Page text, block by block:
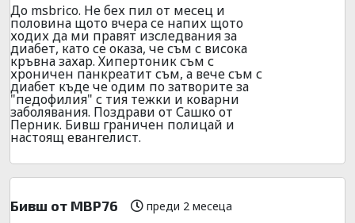
До msbrico. Не бех пил от месец и
половина щото вчера се напих щото
ходих да ми правят изследвания за
диабет, като се оказа, че съм с висока
кръвна захар. Хипертоник съм с
хроничен панкреатит съм, а вече съм с
диабет къде че одим по затворите за
"педофилия" с тия тежки и коварни
заболявания. Поздрави от Сашко от
Перник. Бивш граничен полицай и
настоящ евангелист.
Бивш от МВР76 преди 2 месеца